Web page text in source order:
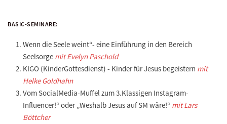
BASIC-SEMINARE:
Wenn die Seele weint“- eine Einführung in den Bereich
Seelsorge mit Evelyn Paschold
KIGO (KinderGottesdienst) - Kinder für Jesus begeistern mit
Helke Goldhahn
Vom SocialMedia-Muffel zum 3.Klassigen Instagram-
Influencer!“ oder „Weshalb Jesus auf SM wäre!“ mit Lars
Böttcher